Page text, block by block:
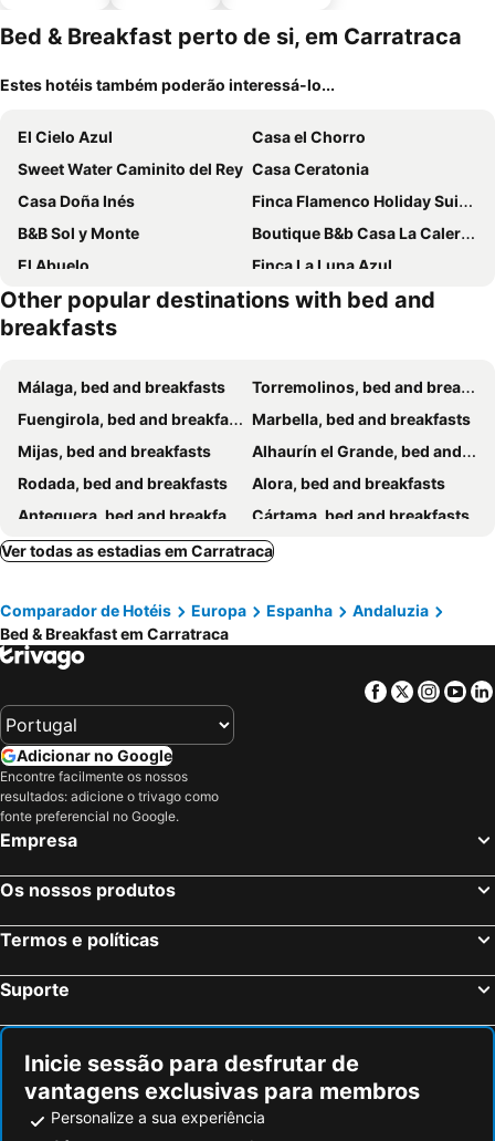
mento
Bed & Breakfast perto de si, em Carratraca
Estes hotéis também poderão interessá-lo...
El Cielo Azul
Casa el Chorro
Sweet Water Caminito del Rey Casa Ceratonia
Casa Doña Inés
Finca Flamenco Holiday Suites
B&B Sol y Monte
Boutique B&b Casa La Calera 15+/ Caminito Del Rey-15 Min/ronda-25 Min/town-5 Min
El Abuelo
Finca La Luna Azul
Other popular destinations with bed and
breakfasts
Málaga, bed and breakfasts
Torremolinos, bed and breakfasts
Fuengirola, bed and breakfasts
Marbella, bed and breakfasts
Mijas, bed and breakfasts
Alhaurín el Grande, bed and breakfasts
Rodada, bed and breakfasts
Alora, bed and breakfasts
Antequera, bed and breakfasts
Cártama, bed and breakfasts
Coín, bed and breakfasts
Archidona, bed and breakfasts
Malaga Monda, bed and breakfasts
Olvera, bed and breakfasts
Benahavis, bed and breakfasts
Benalmadena, bed and breakfasts
Ojén, bed and breakfasts
Parauta, bed and breakfasts
Almogía, bed and breakfasts
Colmenar, bed and breakfasts
Casabermeja, bed and breakfasts
Totalán, bed and breakfasts
Riogordo, bed and breakfasts
Ver todas as estadias em Carratraca
Comparador de Hotéis Europa Espanha
Andaluzia
Bed & Breakfast em Carratraca
Facebook
Twitter
Adicionar no Google
Encontre facilmente os nossos
resultados: adicione o trivago como
fonte preferencial no Google.
Empresa
Os nossos produtos
Termos e políticas
Suporte
Inicie sessão para desfrutar de
vantagens exclusivas para membros
Personalize a sua experiência